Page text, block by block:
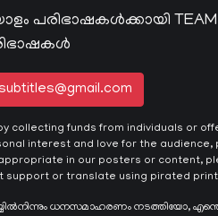
പരിഭാഷകൾക്കായി TEAM
collecting funds from individuals or
interest and love for the audience,
in our posters or content,
support or translate using pirated
ധനസമാഹരണം നടത്തിയോ,